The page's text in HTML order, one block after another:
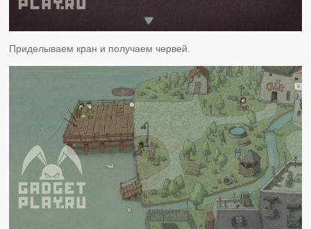
Приделываем кран и получаем червей.